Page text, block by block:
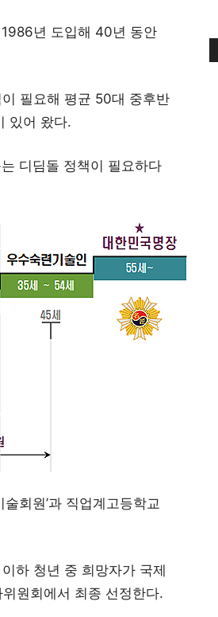
년 도입해 40년 동안
필요해 평균 50대 중후반
있어 왔다.
디딤돌 정책이 필요하다
회원’과 직업계고등학교
하 청년 중 희망자가 국제
원회에서 최종 선정한다.